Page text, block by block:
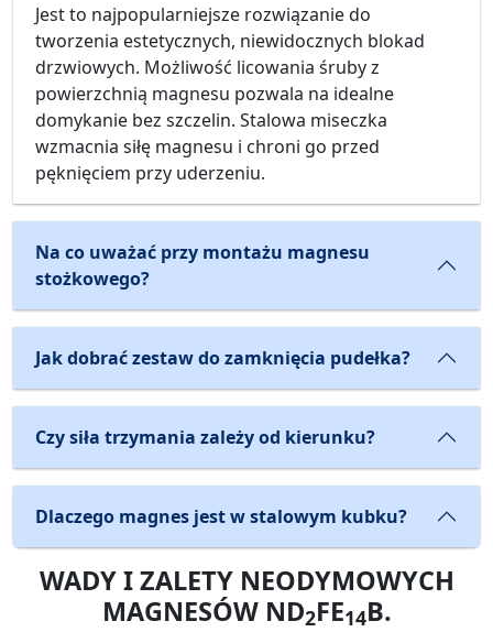
Jest to najpopularniejsze rozwiązanie do
tworzenia estetycznych, niewidocznych blokad
drzwiowych. Możliwość licowania śruby z
powierzchnią magnesu pozwala na idealne
domykanie bez szczelin. Stalowa miseczka
wzmacnia siłę magnesu i chroni go przed
pęknięciem przy uderzeniu.
Na co uważać przy montażu magnesu
stożkowego?
Jak dobrać zestaw do zamknięcia pudełka?
Czy siła trzymania zależy od kierunku?
Dlaczego magnes jest w stalowym kubku?
WADY I ZALETY NEODYMOWYCH
MAGNESÓW ND2FE14B.